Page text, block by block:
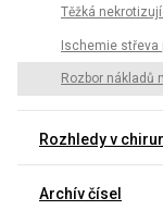
Těžká
Ischemie střeva
Rozbor nákladů
Rozhledy v
Archív čísel